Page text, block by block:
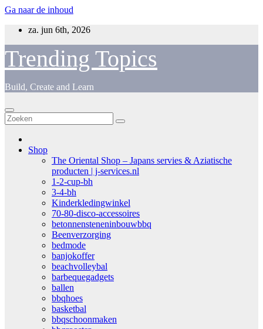
Ga naar de inhoud
za. jun 6th, 2026
Trending Topics
Build, Create and Learn
Shop
The Oriental Shop – Japans servies & Aziatische
producten | j-services.nl
1-2-cup-bh
3-4-bh
Kinderkledingwinkel
70-80-disco-accessoires
betonnensteneninbouwbbq
Beenverzorging
bedmode
banjokoffer
beachvolleybal
barbequegadgets
ballen
bbqhoes
basketbal
bbqschoonmaken